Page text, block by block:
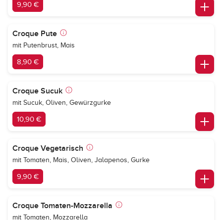
9,90 €
Croque Pute
mit Putenbrust, Mais
8,90 €
Croque Sucuk
mit Sucuk, Oliven, Gewürzgurke
10,90 €
Croque Vegetarisch
mit Tomaten, Mais, Oliven, Jalapenos, Gurke
9,90 €
Croque Tomaten-Mozzarella
mit Tomaten, Mozzarella